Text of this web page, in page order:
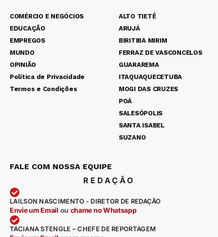
COMÉRCIO E NEGÓCIOS
EDUCAÇÃO
EMPREGOS
MUNDO
OPINIÃO
Política de Privacidade
Termos e Condições
ALTO TIETÊ
ARUJÁ
BIRITIBA MIRIM
FERRAZ DE VASCONCELOS
GUARAREMA
ITAQUAQUECETUBA
MOGI DAS CRUZES
POÁ
SALESÓPOLIS
SANTA ISABEL
SUZANO
FALE COM NOSSA EQUIPE
REDAÇÃO
LAILSON NASCIMENTO - DIRETOR DE REDAÇÃO
Envie um Email ou chame no Whatsapp
TACIANA STENGLE – CHEFE DE REPORTAGEM